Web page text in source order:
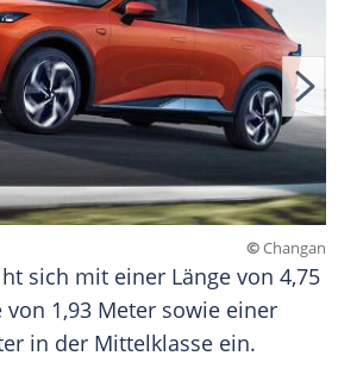
©Changan
sich mit einer Länge von 4,75
1,93 Meter sowie einer
in der Mittelklasse ein.